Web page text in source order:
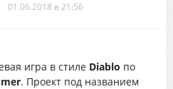
01.06.2018 в 21:56
игра в стиле Diablo по
. Проект под названием